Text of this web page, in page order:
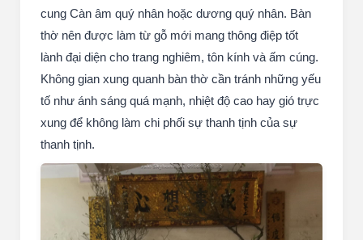
cung Càn âm quý nhân hoặc dương quý nhân. Bàn
thờ nên được làm từ gỗ mới mang thông điệp tốt
lành đại diện cho trang nghiêm, tôn kính và ấm cúng.
Không gian xung quanh bàn thờ cần tránh những yếu
tố như ánh sáng quá mạnh, nhiệt độ cao hay gió trực
xung để không làm chi phối sự thanh tịnh của sự
thanh tịnh.